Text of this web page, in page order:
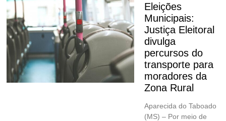
Eleições
Municipais:
Justiça Eleitoral
divulga
percursos do
transporte para
moradores da
Zona Rural
Aparecida do Taboado
(MS) – Por meio de